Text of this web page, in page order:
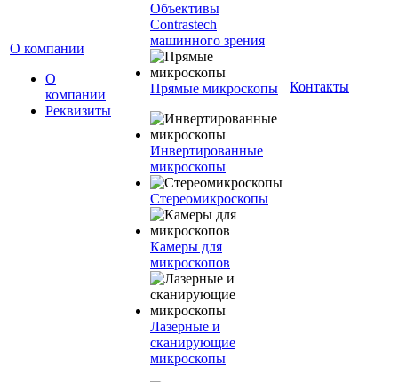
О компании
О
компании
Реквизиты
Объективы
Contrastech
машинного зрения
Прямые микроскопы
Инвертированные
микроскопы
Стереомикроскопы
Камеры для
микроскопов
Лазерные и
сканирующие
микроскопы
Контакты